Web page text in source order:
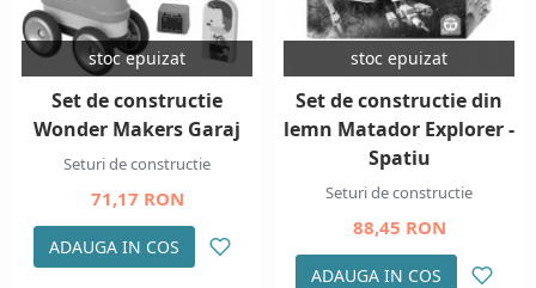
stoc epuizat
Set de constructie
Wonder Makers Garaj
Seturi de constructie
71,17 RON
ADAUGA IN COS
stoc epuizat
Set de constructie din
lemn Matador Explorer -
Spatiu
Seturi de constructie
88,45 RON
ADAUGA IN COS